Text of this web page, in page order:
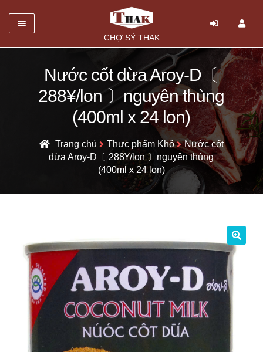
CHỢ SỶ THAK
Danh mục
Mở
rộng
menu
con
Nước cốt dừa Aroy-D〔
288¥/lon 〕nguyên thùng
(400ml x 24 lon)
Trang chủ Thực phẩm Khô
Nước cốt
dừa Aroy-D〔 288¥/lon 〕nguyên thùng
(400ml x 24 lon)
🔍